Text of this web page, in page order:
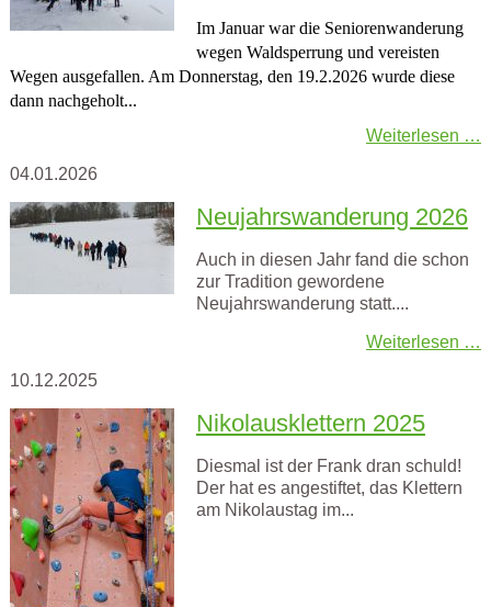
Im Januar war die Seniorenwanderung
wegen Waldsperrung und vereisten
Wegen ausgefallen. Am Donnerstag, den 19.2.2026 wurde diese
dann nachgeholt...
Weiterlesen …
04.01.2026
Neujahrswanderung 2026
Auch in diesen Jahr fand die schon
zur Tradition gewordene
Neujahrswanderung statt....
Weiterlesen …
10.12.2025
Nikolausklettern 2025
Diesmal ist der Frank dran schuld!
Der hat es angestiftet, das Klettern
am Nikolaustag im...